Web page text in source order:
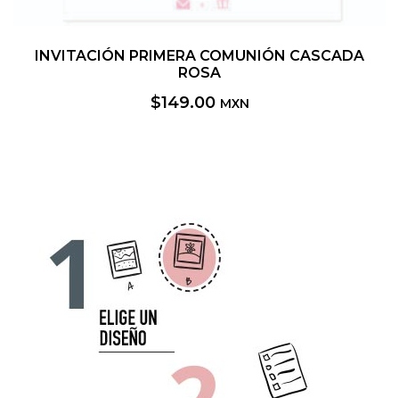
INVITACIÓN PRIMERA COMUNIÓN CASCADA
ROSA
$149.00 MXN